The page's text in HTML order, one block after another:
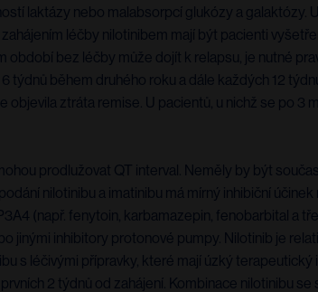
laktázy nebo malabsorpcí glukózy a galaktózy.
léčby nilotinibem mají být pacienti
bez léčby může dojít k relapsu, je nutné
během druhého roku a dále každých 12
ztráta remise. U pacientů, u nichž se po 3
prodlužovat QT interval. Neměly by být
nilotinibu a imatinibu má mírný inhibiční
(např. fenytoin, karbamazepin, fenobarbital a
inhibitory protonové pumpy. Nilotinib je
s léčivými přípravky, které mají úzký
2 týdnů od zahájení. Kombinace nilotinibu